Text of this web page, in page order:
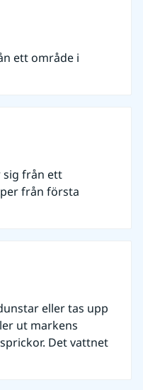
ett område i
sig från ett
från första
eller tas upp
ut markens
Det vattnet